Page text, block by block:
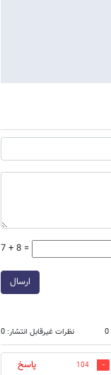
7 + 8 =
ارسال
نظرات غیرقابل انتشار: 0
104
پاسخ